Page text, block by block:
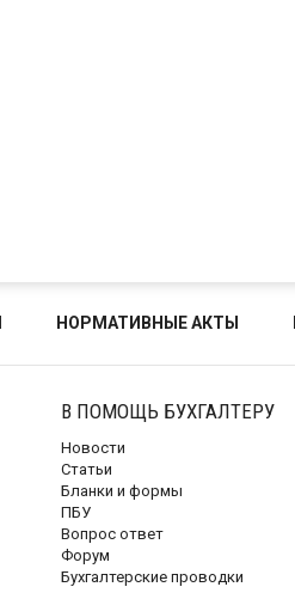
НОРМАТИВНЫЕ АКТЫ
В ПОМОЩЬ БУХГАЛТЕРУ
Новости
Статьи
Бланки и формы
ПБУ
Вопрос ответ
Форум
Бухгалтерские проводки